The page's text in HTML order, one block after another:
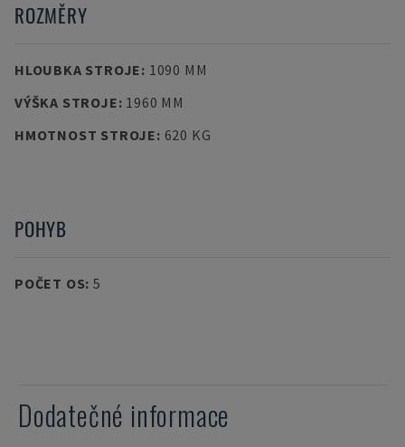
ROZMĚRY
HLOUBKA STROJE: 1090 MM
VÝŠKA STROJE: 1960 MM
HMOTNOST STROJE: 620 KG
POHYB
POČET OS: 5
Dodatečné informace